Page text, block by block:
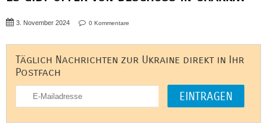
3. November 2024 0 Kommentare
Täglich Nachrichten zur Ukraine direkt in Ihr
Postfach